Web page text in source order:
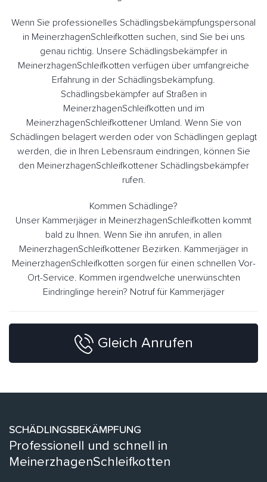
Wenn Sie professionelles Schädlingsbekämpfungspersonal
in MeinerzhagenSchleifkotten suchen, sind Sie bei uns
genau richtig. Unsere Schädlingsbekämpfer in
MeinerzhagenSchleifkotten verfügen über umfangreiche
Erfahrung in der Schädlingsbekämpfung.
Schädlingsbekämpfer auf Straßen in
MeinerzhagenSchleifkotten und im
MeinerzhagenSchleifkottener Umland. Wenn Sie von
Schädlingen belagert werden oder von Schädlingen geplagt
werden, die in Ihren Lebensraum eindringen, können Sie
den MeinerzhagenSchleifkottener Schädlingsbekämpfer
rufen.
Kommen Schädlinge?
Unser Kammerjäger in MeinerzhagenSchleifkotten kommt
bald zu Ihnen. Wenn Sie ihn anrufen, in allen
MeinerzhagenSchleifkottener Bezirken. Kammerjäger in
MeinerzhagenSchleifkotten sorgen für einen schnellen Vor-
Ort-Service. Kommen irgendwelche unerwünschten
Eindringlinge herein? Notruf für Kammerjäger
Gleich Anrufen
SCHÄDLINGSBEKÄMPFUNG
Professionell und schnell in
MeinerzhagenSchleifkotten